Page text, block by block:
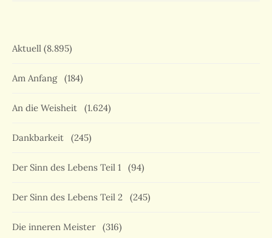
Aktuell (8.895)
Am Anfang (184)
An die Weisheit (1.624)
Dankbarkeit (245)
Der Sinn des Lebens Teil 1 (94)
Der Sinn des Lebens Teil 2 (245)
Die inneren Meister (316)